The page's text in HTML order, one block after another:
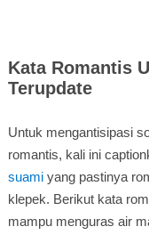
Kata Romantis
Terupdate
Untuk mengantisipasi
romantis, kali ini
suamiyang pastinya
klepek. Berikut kata
mampu menguras air